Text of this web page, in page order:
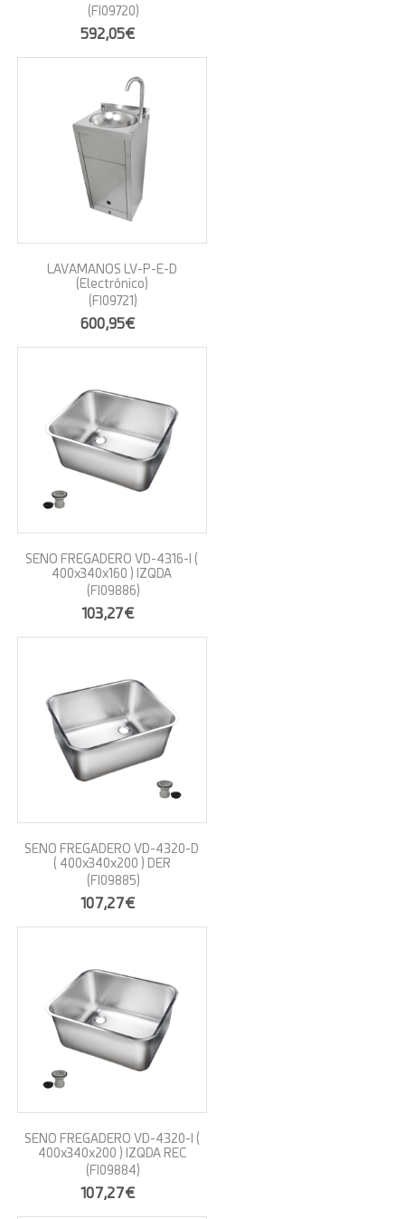
(FI09720)
592,05€
LAVAMANOS LV-P-E-D
(Electrónico)
(FI09721)
600,95€
SENO FREGADERO VD-4316-I (
400x340x160 ) IZQDA
(FI09886)
103,27€
SENO FREGADERO VD-4320-D
( 400x340x200 ) DER
(FI09885)
107,27€
SENO FREGADERO VD-4320-I (
400x340x200 ) IZQDA REC
(FI09884)
107,27€